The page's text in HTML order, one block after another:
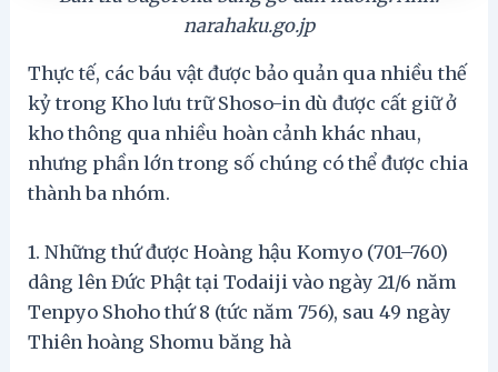
narahaku.go.jp
Thực tế, các báu vật được bảo quản qua nhiều thế
kỷ trong Kho lưu trữ Shoso-in dù được cất giữ ở
kho thông qua nhiều hoàn cảnh khác nhau,
nhưng phần lớn trong số chúng có thể được chia
thành ba nhóm.
1. Những thứ được Hoàng hậu Komyo (701–760)
dâng lên Đức Phật tại Todaiji vào ngày 21/6 năm
Tenpyo Shoho thứ 8 (tức năm 756), sau 49 ngày
Thiên hoàng Shomu băng hà